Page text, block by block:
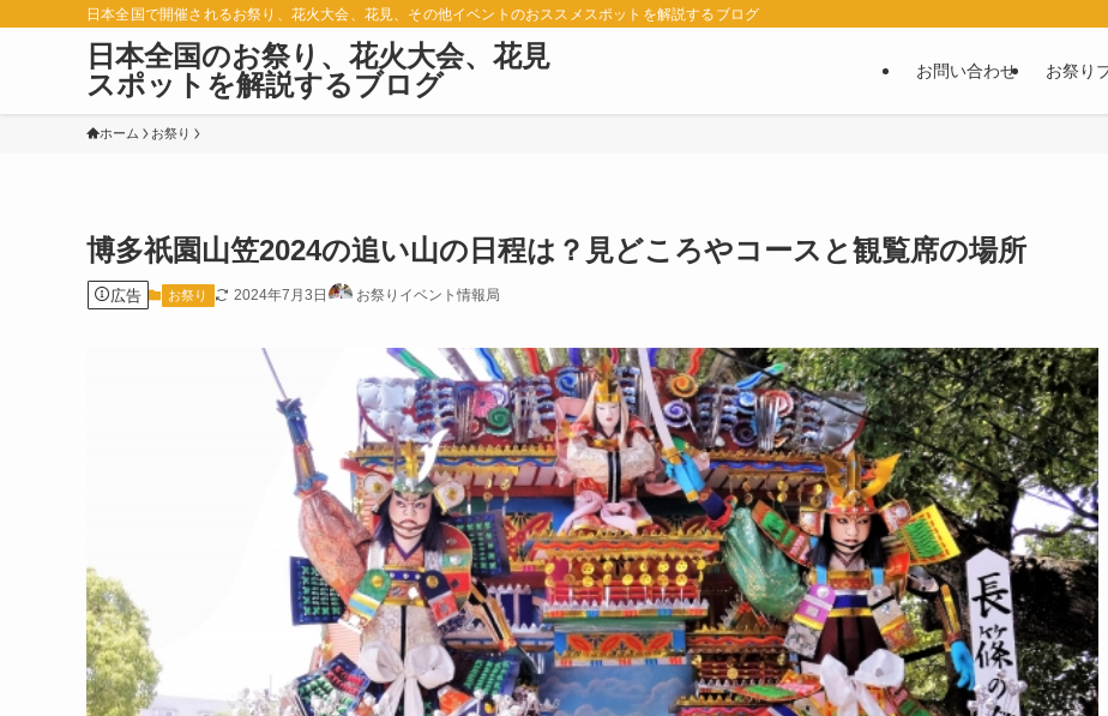
日本全国で開催されるお祭り、花火大会、花見、その他イベントのおススメスポットを解説するブログ
日本全国のお祭り、花火大会、花見
スポットを解説するブログ
お問い合わせ お祭り
ホーム お祭り
博多祇園山笠2024の追い山の日程は？見どころやコースと観覧席の場所
広告 お祭り 2024年7月3日 お祭りイベント情報局